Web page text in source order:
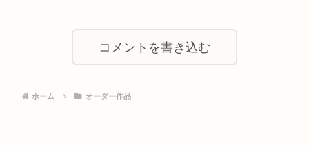
コメントを書き込む
ホーム オーダー作品